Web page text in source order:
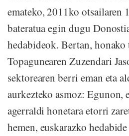
emateko, 2011ko otsailaren
bateratua egin dugu
hedabideok. Bertan,
Topagunearen Zuzendari
sektorearen berri eman eta
aurkezteko asmoz: Egunon,
agerraldi honetara etorri
hemen, euskarazko